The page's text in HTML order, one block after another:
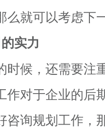
么就可以考虑下
实力
时候，还需要注
作对于企业的后
咨询规划工作，